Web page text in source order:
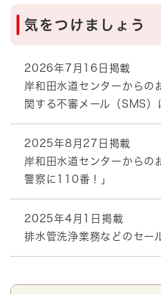
文字サイズ 標準 拡大
背景色変更 白 黒 青
気をつけましょう
2026年7月16日掲載
岸和田水道センターからの
関する不審メール（SMS）
2025年8月27日掲載
岸和田水道センターから
警察に110番！」
2025年4月1日掲載
排水管洗浄業務などのセー